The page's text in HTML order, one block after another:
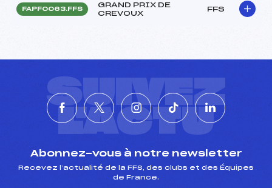
FAPF0063.FFS
GRAND PRIX DE
CREVOUX
FFS
SUIVEZ
L'ACTU
Abonnez-vous à notre newsletter
Recevez l’actualité de la FFS, des clubs et des Équipes
de France.